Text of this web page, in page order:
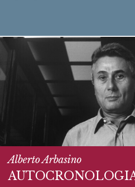
Alberto Arbasino